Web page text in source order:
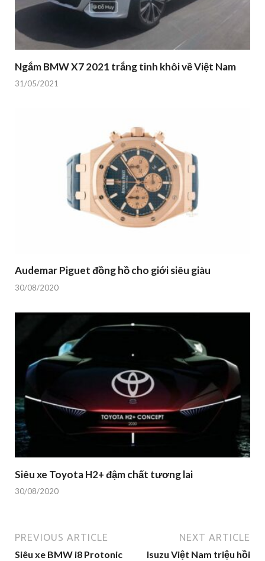
Ngắm BMW X7 2021 trắng tinh khôi về Việt Nam
31/05/2021
Audemar Piguet đồng hồ cho giới siêu giàu
30/08/2020
Siêu xe Toyota H2+ đậm chất tương lai
30/08/2020
PREVIOUS ARTICLE
Siêu xe BMW i8 Protonic
NEXT ARTICLE
Isuzu Việt Nam triệu hồi